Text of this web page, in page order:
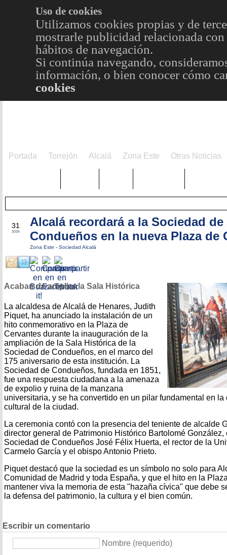
Uso de cookies
Utilizamos cookies propias y de
mostrarle publicidad relacionada
hábitos de navegación.
Si continúa navegando,
información, o bien conocer cómo
cookies
Portada Torrejón Alcalá Zona Este Otras Noticias
31
2026
Alcalá recordará a la Sociedad de
Condueños en la nueva Plaza de
Zona Este - Sociedad Alcalá
Acaban de ampliar la Sala Histórica
La alcaldesa de Alcalá de Henares, Judith
Piquet, ha anunciado la instalación de un
hito conmemorativo en la Plaza de
Cervantes durante la inauguración de la
ampliación de la Sala Histórica de la
Sociedad de Condueños, en el marco del
175 aniversario de esta institución. La
Sociedad de Condueños, fundada en 1851,
fue una respuesta ciudadana a la amenaza
de expolio y ruina de la manzana
universitaria, y se ha convertido en un pilar fundamental en
cultural de la ciudad.
La ceremonia contó con la presencia del teniente de alcalde
director general de Patrimonio Histórico Bartolomé González,
Sociedad de Condueños José Félix Huerta, el rector de la
Carmelo García y el obispo Antonio Prieto.
Piquet destacó que la sociedad es un símbolo no solo para
Comunidad de Madrid y toda España, y que el hito en la
mantener viva la memoria de esta "hazaña cívica" que debe
la defensa del patrimonio, la cultura y el bien común.
Escribir un comentario
Nombre (requerido)